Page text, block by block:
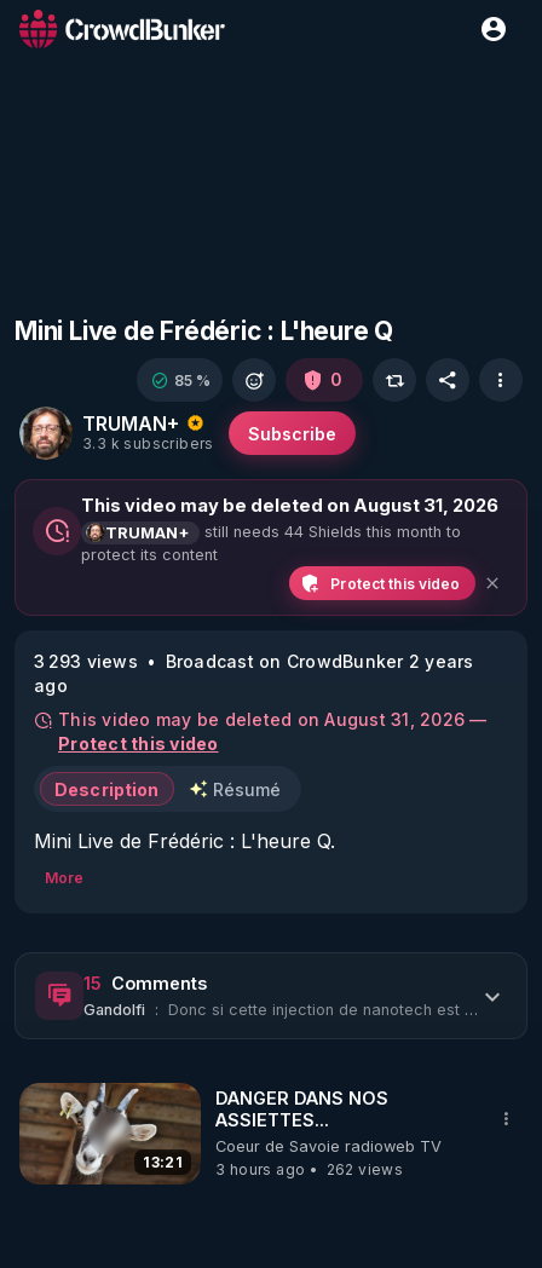
Mini Live de Frédéric : L'heure Q
TRUMAN+
3.3 k subscribers
Subscribe
85 % 0
This video may be deleted on August 31, 2026
TRUMAN+
still needs 44 Shields this month to
protect its content
Protect this video
3 293 views
Broadcast on CrowdBunker 2 years
ago
This video may be deleted on August 31, 2026 —
Protect this video
Description Résumé
Mini Live de Frédéric : L'heure Q.
A 21h !
More
15 Comments
Gandolfi : Donc si cette injection de nanotech est faite pour nous protéger de l'IA noire, ...
13:21
DANGER DANS NOS
ASSIETTES...
Coeur de Savoie radioweb TV
3 hours ago
262 views